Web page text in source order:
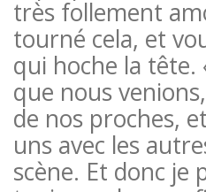
très follement
tourné cela, et
qui hoche la tête.
que nous
de nos proches,
uns avec les
scène. Et donc